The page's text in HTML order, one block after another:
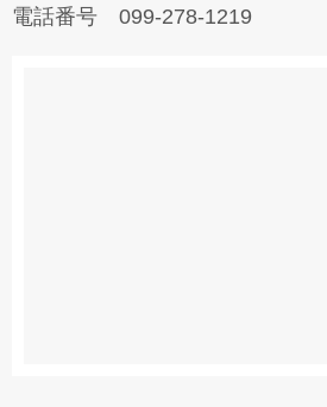
電話番号 099-278-1219